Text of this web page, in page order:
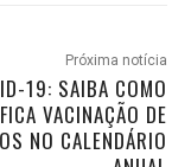
Próxima notícia
19: SAIBA COMO
FICA VACINAÇÃO DE
NO CALENDÁRIO